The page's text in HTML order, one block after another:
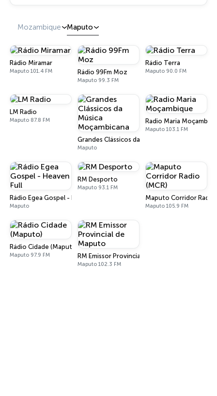
Mozambique Maputo
Rádio Miramar
Maputo 101.4 FM Rádio 99Fm Moz
Maputo 99.3 FM
Rádio Terra
Maputo 90.0 FM
LM Radio
Maputo 87.8 FM
Grandes Clássicos da Música Moçambicana
Maputo
Radio Maria
Maputo 103.1 FM
Rádio Egea Gospel - Heaven Full
Maputo
RM Desporto
Maputo 93.1 FM
Maputo Corridor Radio
Maputo 105.9 FM
Rádio Cidade (Maputo)
Maputo 97.9 FM RM Emissor Provincial de Maputo
Maputo 102.3 FM